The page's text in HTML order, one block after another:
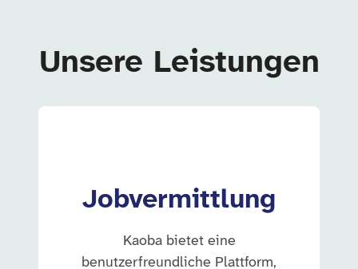
Unsere Leistungen
Jobvermittlung
Kaoba bietet eine
benutzerfreundliche Plattform,